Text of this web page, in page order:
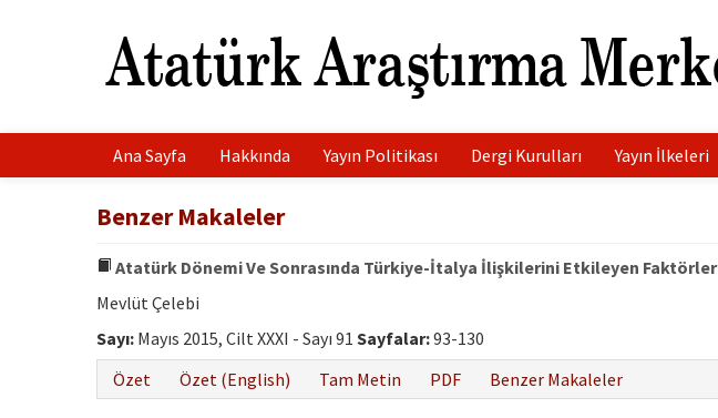
Ana Sayfa Hakkında Yayın Politikası Dergi Kurulları Yayın İlkeleri
Benzer Makaleler
Atatürk Dönemi Ve Sonrasında Türkiye-İtalya İlişkilerini Etkileyen Faktörler
Mevlüt Çelebi
Sayı: Mayıs 2015, Cilt XXXI - Sayı 91 Sayfalar:93-130
Özet
Özet (English) Tam Metin PDF Benzer Makaleler